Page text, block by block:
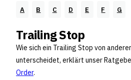
A B C D E F G
Trailing Stop
Wie sich ein Trailing Stop von
unterscheidet, erklärt unser
Order.